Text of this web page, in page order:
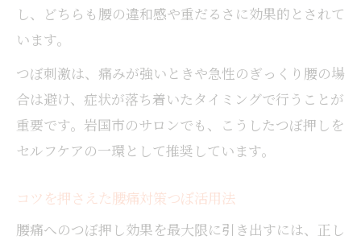
腰が重い時に押したいツボを詳しく紹介
つぼ刺激で腰痛がやわらぐ理由を解説
腰痛がつぼ刺激で軽減するメカニズム
腰痛緩和に効くつぼ押しの科学的根拠
腰痛時につぼ刺激が選ばれる理由とは
腰痛改善へつぼ押しが有効な理由解説
無理なく続く腰痛対策のつぼ習慣を提案
腰痛対策は毎日続けるつぼ習慣が大切
し、どちらも腰の違和感や重だるさに効果的とされて
います。
つぼ刺激は、痛みが強いときや急性のぎっくり腰の場
合は避け、症状が落ち着いたタイミングで行うことが
重要です。岩国市のサロンでも、こうしたつぼ押しを
セルフケアの一環として推奨しています。
コツを押さえた腰痛対策つぼ活用法
腰痛へのつぼ押し効果を最大限に引き出すには、正し